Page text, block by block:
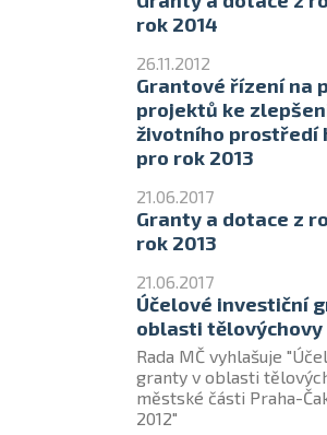
rok 2014
26.11.2012
Grantové řízení na
projektů ke
životního prostředí
pro rok 2013
21.06.2017
Granty a dotace z
rok 2013
21.06.2017
Účelové investiční
oblasti tělovýchovy
Rada MČ vyhlašuje
granty v oblasti
městské části Praha-
2012"